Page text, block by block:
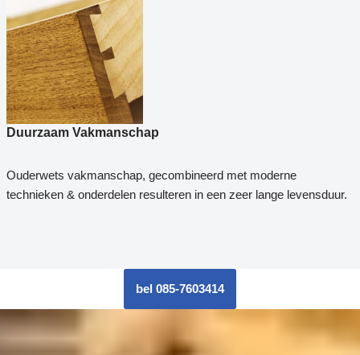
Duurzaam Vakmanschap
Ouderwets vakmanschap, gecombineerd met moderne
technieken & onderdelen resulteren in een zeer lange levensduur.
bel 085-7603414